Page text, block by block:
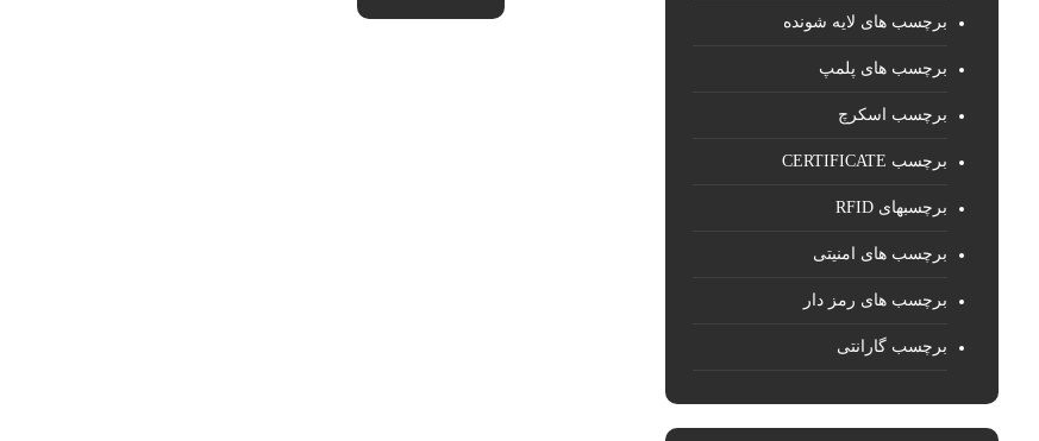
برچسب های لایه شونده
برچسب های پلمپ
برچسب اسکرچ
برچسب CERTIFICATE
برچسبهای RFID
برچسب های امنیتی
برچسب های رمز دار
برچسب گارانتی